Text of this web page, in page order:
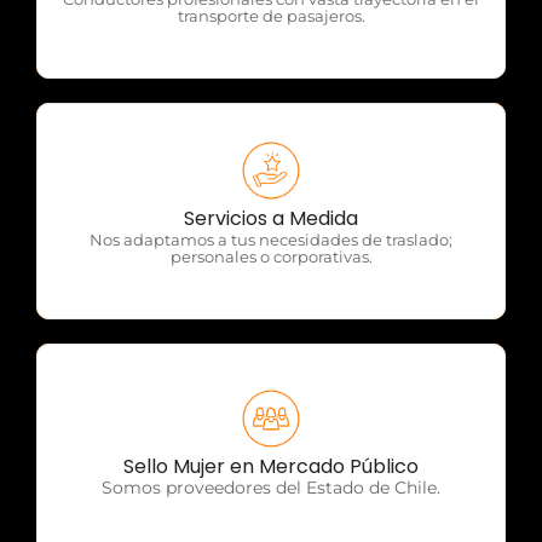
transporte de pasajeros.
Servicios a Medida
Nos adaptamos a tus necesidades de traslado;
personales o corporativas.
OTP Servicios
Sello Mujer en Mercado Público
Somos proveedores del Estado de Chile.
OTP Servicios